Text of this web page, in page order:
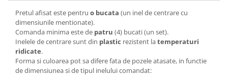
Pretul afisat este pentru o bucata (un inel de centrare cu
dimensiunile mentionate).
Comanda minima este de patru (4) bucati (un set).
Inelele de centrare sunt din plastic rezistent latemperaturi
ridicate.
Forma si culoarea pot sa difere fata de pozele atasate, in functie
de dimensiunea si de tipul inelului comandat: